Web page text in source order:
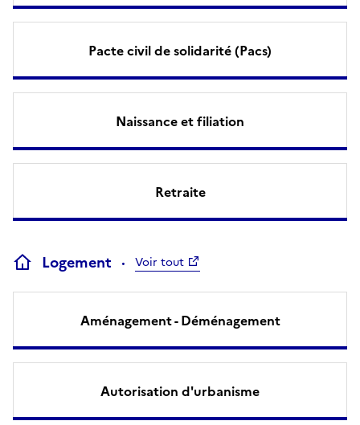
Pacte civil de solidarité (Pacs)
Naissance et filiation
Retraite
Logement Voir tout
Aménagement - Déménagement
Autorisation d'urbanisme